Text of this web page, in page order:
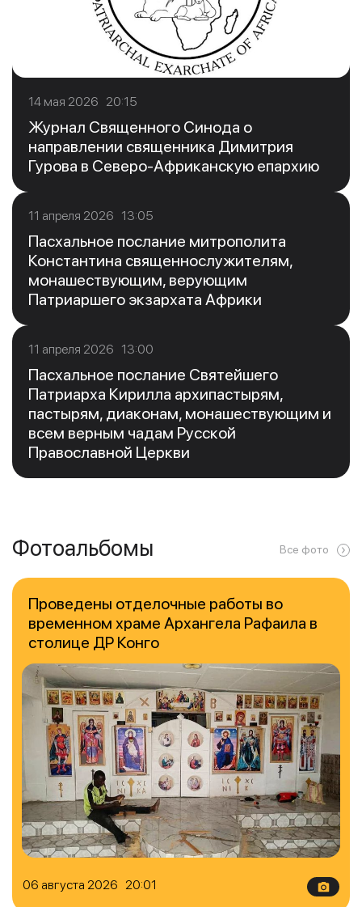
14 мая 2026 20:15
Журнал Священного Синода о
направлении священника Димитрия
Гурова в Северо-Африканскую епархию
11 апреля 2026 13:05
Пасхальное послание митрополита
Константина священнослужителям,
монашествующим, верующим
Патриаршего экзархата Африки
11 апреля 2026 13:00
Пасхальное послание Святейшего
Патриарха Кирилла архипастырям,
пастырям, диаконам, монашествующим и
всем верным чадам Русской
Православной Церкви
Фотоальбомы Все фото
06 августа 2026 20:01
Проведены отделочные работы во
временном храме Архангела Рафаила в
столице ДР Конго